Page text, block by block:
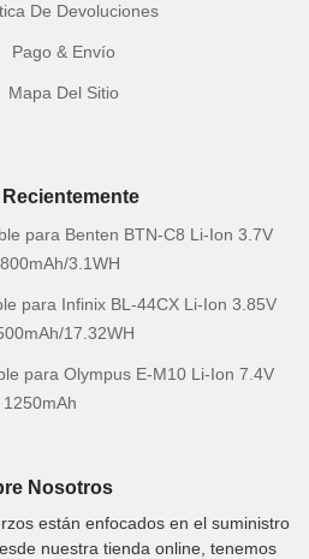
De Devoluciones
Pago & Envío
Mapa Del Sitio
para Benten BTN-C8 Li-Ion 3.7V
3.1WH
para Infinix BL-44CX Li-Ion 3.85V
17.32WH
para Olympus E-M10 Li-Ion 7.4V
1250mAh
Nosotros
están enfocados en el suministro
nuestra tienda online, tenemos